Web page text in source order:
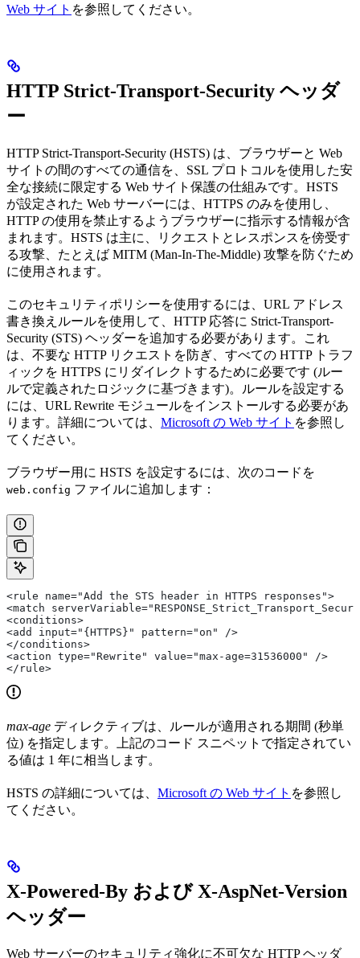
Web サイト を参照してください。
HTTP Strict-Transport-Security ヘッダ
ー
HTTP Strict-Transport-Security (HSTS) は、ブラウザーと Web
サイトの間のすべての通信を、SSL プロトコルを使用した安
全な接続に限定する Web サイト保護の仕組みです。HSTS
が設定された Web サーバーには、HTTPS のみを使用し、
HTTP の使用を禁止するようブラウザーに指示する情報が含
まれます。HSTS は主に、リクエストとレスポンスを傍受す
る攻撃、たとえば MITM (Man-In-The-Middle) 攻撃を防ぐため
に使用されます。
このセキュリティポリシーを使用するには、URL アドレス
書き換えルールを使用して、HTTP 応答に Strict-Transport-
Security (STS) ヘッダーを追加する必要があります。これ
は、不要な HTTP リクエストを防ぎ、すべての HTTP トラフ
ィックを HTTPS にリダイレクトするために必要です (ルー
ルで定義されたロジックに基づきます)。ルールを設定する
には、URL Rewrite モジュールをインストールする必要があ
ります。詳細については、 Microsoft の Web サイト を参照し
てください。
ブラウザー用に HSTS を設定するには、次のコードを
web.config ファイルに追加します：
<rule name="Add the STS header in HTTPS responses">
<match
<conditions>
<add input="{HTTPS}" pattern="on" />
</conditions>
<action type="Rewrite" value="max-age=31536000" />
</rule>
max-age ディレクティブは、ルールが適用される期間 (秒単
位) を指定します。上記のコード スニペットで指定されてい
る値は 1 年に相当します。
HSTS の詳細については、 Microsoft の Web サイト を参照し
てください。
X-Powered-By および X-AspNet-Version
ヘッダー
Web サーバーのセキュリティ強化に不可欠な HTTP ヘッダ